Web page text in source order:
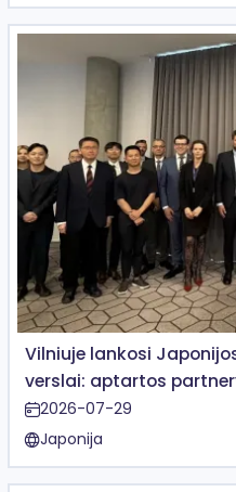
Vilniuje lankosi
verslai: aptartos
2026-07-29
Japonija